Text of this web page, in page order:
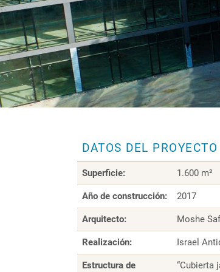
DATOS DEL PROYECTO
Superficie: 1.600 m²
Año de construcción: 2017
Arquitecto: Moshe
Realización: Israel
Estructura de
“Cubierta